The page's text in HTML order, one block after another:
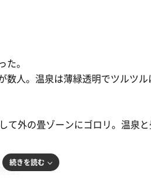
冷たい水風呂がありとても良か
風呂の日を狙わないと物足りな
がりには色々な種類のアイスが
ンモックやツリーハウスで子供
のサウナってすごい効く気がす
あまり入れず
ぶるとおしゃべりしたり、こん
りだろう…ってくらい久しぶり。
めぐりして、お食事どころでマ
さん、蒸しKINGさんと初めま
。
数人。温泉は薄緑透明でツルツル
て外の畳ゾーンにゴロリ。温泉
設。
続きを読む